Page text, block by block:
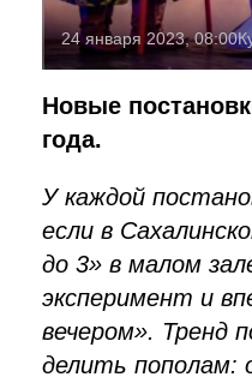
24 января 2023, 08:00
Новые
года.
У каждой
если в
до 3» в малом
эксперимент и
вечером». Тренд
делить пополам: